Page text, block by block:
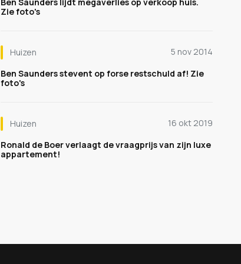
Zie foto's
Huizen
5 nov 2014
Ben Saunders stevent op forse restschuld af! Zie
foto's
Huizen
16 okt 2019
Ronald de Boer verlaagt de vraagprijs van zijn luxe
appartement!